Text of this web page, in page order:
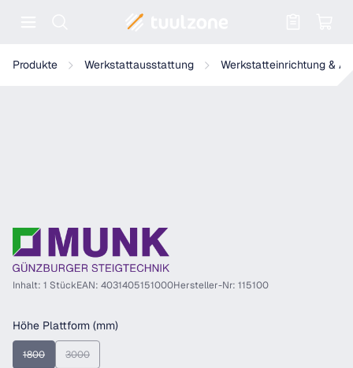
Produkte Werkstattausstattung Werkstatteinrichtung &
Munk Klappgerüst 0,75 x 1,80 m
Inhalt: 1 StückEAN: 4031405151000Hersteller-Nr: 115100
Höhe Plattform (mm)auswählen
1800(Diese Option ist zurzeit nicht verfügbar.)
3000(Diese Option ist zurzeit nicht verfügbar.)